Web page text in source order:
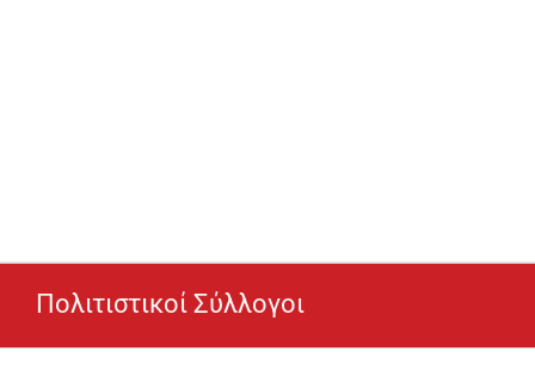
Πολιτιστικοί Σύλλογοι